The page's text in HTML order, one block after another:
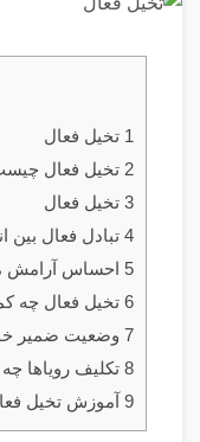
1 تخیل فعال
2 تخیل فعال چیست؟
3 تخیل فعال
4 تبادل فعال بین انرژی آگاه و ناخود آگاه
5 احساس آرامش مطلق در عین تاریکی
6 تخیل فعال چه کمکی به ما می کند؟
7 وضعیت ضمیر خود آگاه در تخیل فعال
8 تکلیف رویاها چه می شود؟
9 آموزش تخیل فعال